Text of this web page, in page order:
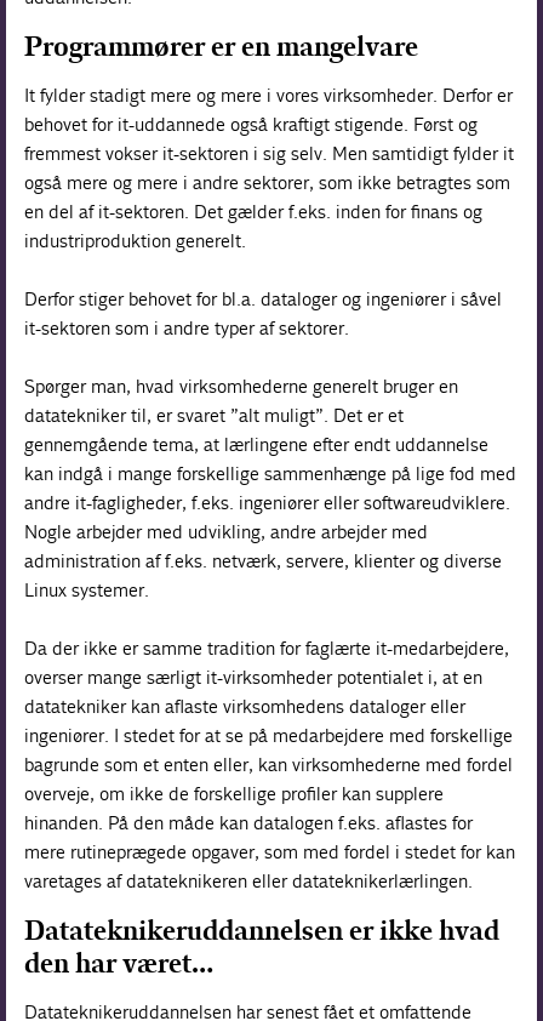
Programmører er en mangelvare
It fylder stadigt mere og mere i vores virksomheder. Derfor er
behovet for it-uddannede også kraftigt stigende. Først og
fremmest vokser it-sektoren i sig selv. Men samtidigt fylder it
også mere og mere i andre sektorer, som ikke betragtes som
en del af it-sektoren. Det gælder f.eks. inden for finans og
industriproduktion generelt.
Derfor stiger behovet for bl.a. dataloger og ingeniører i såvel
it-sektoren som i andre typer af sektorer.
Spørger man, hvad virksomhederne generelt bruger en
datatekniker til, er svaret ”alt muligt”. Det er et
gennemgående tema, at lærlingene efter endt uddannelse
kan indgå i mange forskellige sammenhænge på lige fod med
andre it-fagligheder, f.eks. ingeniører eller softwareudviklere.
Nogle arbejder med udvikling, andre arbejder med
administration af f.eks. netværk, servere, klienter og diverse
Linux systemer.
Da der ikke er samme tradition for faglærte it-medarbejdere,
overser mange særligt it-virksomheder potentialet i, at en
datatekniker kan aflaste virksomhedens dataloger eller
ingeniører. I stedet for at se på medarbejdere med forskellige
bagrunde som et enten eller, kan virksomhederne med fordel
overveje, om ikke de forskellige profiler kan supplere
hinanden. På den måde kan datalogen f.eks. aflastes for
mere rutineprægede opgaver, som med fordel i stedet for kan
varetages af datateknikeren eller datateknikerlærlingen.
Datateknikeruddannelsen er ikke hvad
den har været…
Datateknikeruddannelsen har senest fået et omfattende